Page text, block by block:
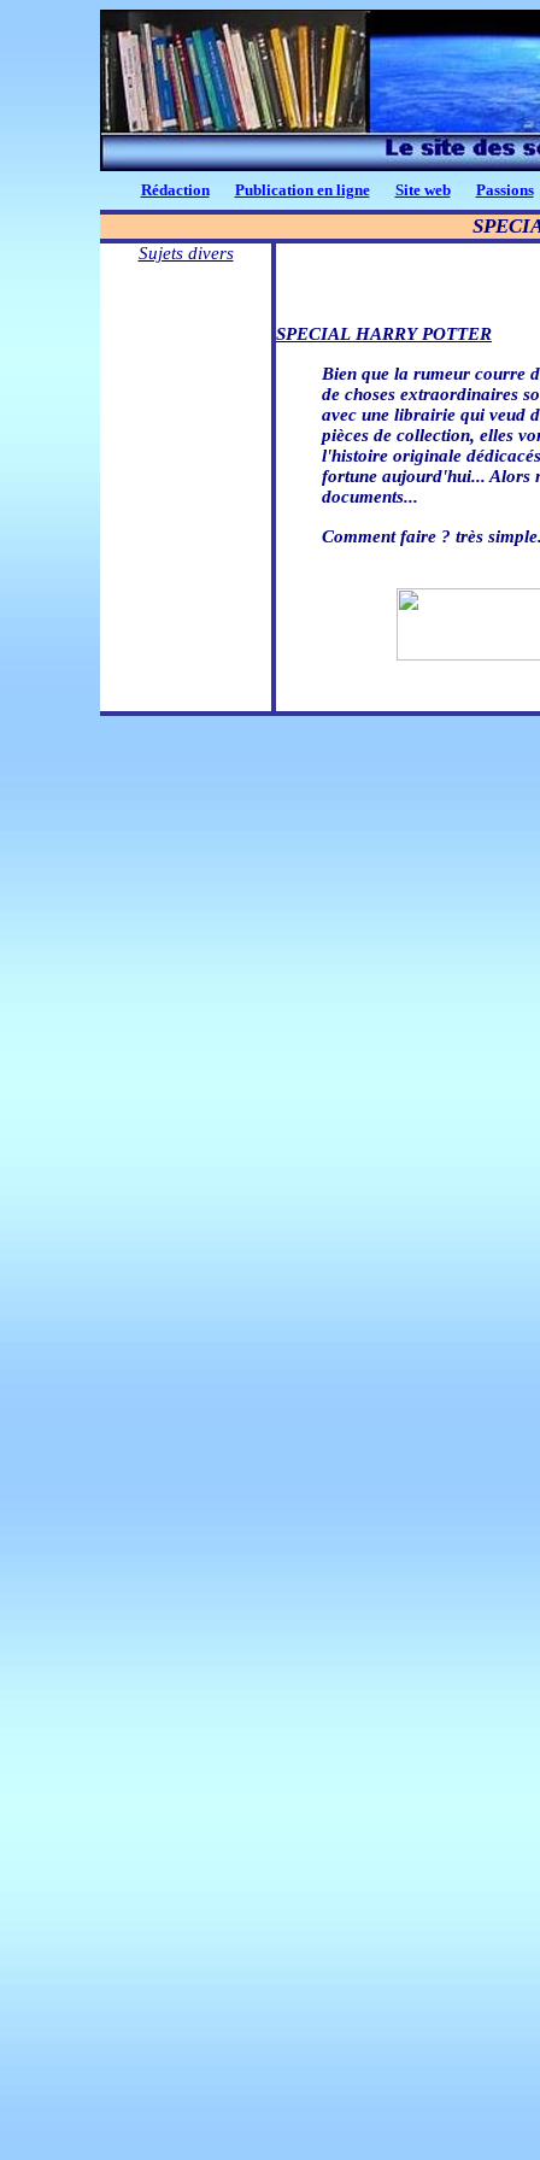
Rédaction Publication en ligne Site web Passions
Sujets divers
SPECIAL HARRY POTTER
Bien que la rumeur courre
de choses extraordinaires
avec une librairie qui veud
pièces de collection, elles
l'histoire originale
fortune aujourd'hui... Alors
documents...
Comment faire ? très